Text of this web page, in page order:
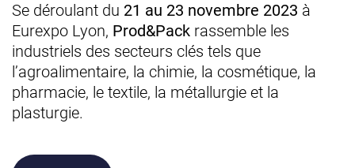
Se déroulant du 21 au 23 novembre 2023 à
Eurexpo Lyon, Prod&Pack rassemble les
industriels des secteurs clés tels que
l’agroalimentaire, la chimie, la cosmétique, la
pharmacie, le textile, la métallurgie et la
plasturgie.